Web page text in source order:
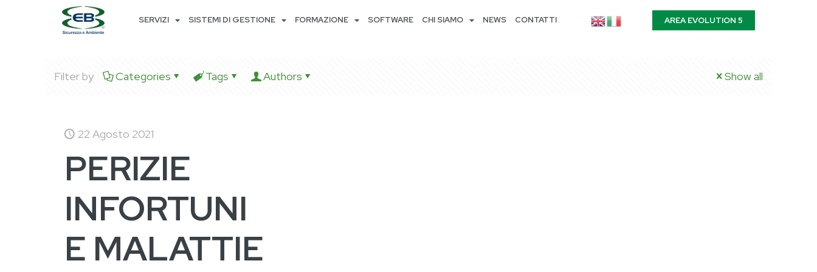
SERVIZI SISTEMI DI GESTIONE FORMAZIONE SOFTWARE CHI SIAMO NEWS CONTATTI AREA EVOLUTION 5
Filter by Categories Tags Authors Show all
22 Agosto 2021
PERIZIE
INFORTUNI
E MALATTIE